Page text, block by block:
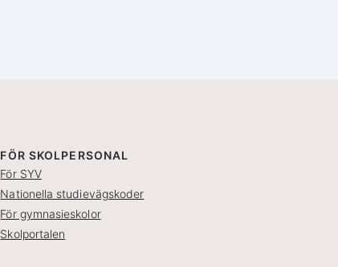
FÖR SKOLPERSONAL
För SYV
Nationella studievägskoder
För gymnasieskolor
Skolportalen